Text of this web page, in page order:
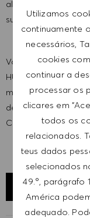
Utilizamos
continuamente
necessários,
cookies
continuar a
processar os
clicares em
todos os
relacionados.
teus dados
selecionados
49.º, parágrafo
América
adequado.
alcançar todo o
sucesso.
Você gostaria de
HUGO BOSS?
maior prazer em
de emprego. Faça
Carreiras.
EXPLORAR